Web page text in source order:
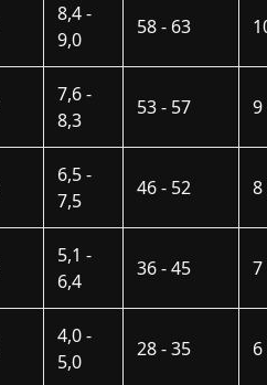
8,4 -
9,0
58 - 63
7,6 -
8,3
53 - 57 9
6,5 -
7,5
46 - 52 8
5,1 -
6,4
36 - 45 7
4,0 -
5,0
28 - 35 6